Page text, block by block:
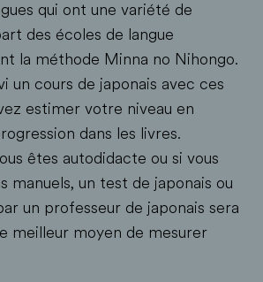
qui ont une variété de
des écoles de langue
la méthode Minna no Nihongo.
un cours de japonais avec ces
estimer votre niveau en
dans les livres.
êtes autodidacte ou si vous
manuels, un test de japonais ou
un professeur de japonais sera
meilleur moyen de mesurer